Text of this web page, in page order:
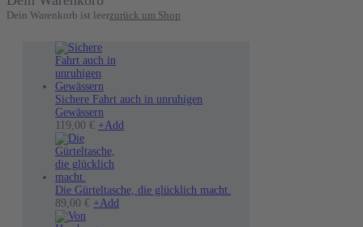
Dein Warenkorb ist leerzurück um Shop
Sichere Fahrt auch in unruhigen
Gewässern
119,00 € +Add
auf.
Die Gürteltasche, die glücklich macht.
89,00 € +Add